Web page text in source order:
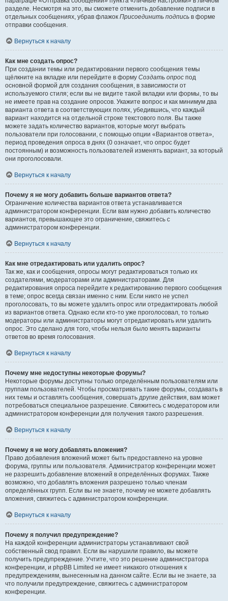
разделе. Несмотря на это, вы сможете отменить добавление подписи в
отдельных сообщениях, убрав флажок Присоединить подпись в форме
отправки сообщения.
Вернуться к началу
Как мне создать опрос?
При создании темы или редактировании первого сообщения темы
щёлкните на вкладке или перейдите в форму Создать опрос под
основной формой для создания сообщения, в зависимости от
используемого стиля; если вы не видите такой вкладки или формы, то вы
не имеете прав на создание опросов. Укажите вопрос и как минимум два
варианта ответа в соответствующих полях, убедившись, что каждый
вариант находится на отдельной строке текстового поля. Вы также
можете задать количество вариантов, которые могут выбрать
пользователи при голосовании, с помощью опции «Вариантов ответа»,
период проведения опроса в днях (0 означает, что опрос будет
постоянным) и возможность пользователей изменять вариант, за который
они проголосовали.
Вернуться к началу
Почему я не могу добавить больше вариантов ответа?
Ограничение количества вариантов ответа устанавливается
администратором конференции. Если вам нужно добавить количество
вариантов, превышающее это ограничение, свяжитесь с
администратором конференции.
Вернуться к началу
Как мне отредактировать или удалить опрос?
Так же, как и сообщения, опросы могут редактироваться только их
создателями, модераторами или администраторами. Для
редактирования опроса перейдите к редактированию первого сообщения
в теме; опрос всегда связан именно с ним. Если никто не успел
проголосовать, то вы можете удалить опрос или отредактировать любой
из вариантов ответа. Однако если кто-то уже проголосовал, то только
модераторы или администраторы могут отредактировать или удалить
опрос. Это сделано для того, чтобы нельзя было менять варианты
ответов во время голосования.
Вернуться к началу
Почему мне недоступны некоторые форумы?
Некоторые форумы доступны только определённым пользователям или
группам пользователей. Чтобы просматривать такие форумы, создавать в
них темы и оставлять сообщения, совершать другие действия, вам может
потребоваться специальное разрешение. Свяжитесь с модератором или
администратором конференции для получения такого разрешения.
Вернуться к началу
Почему я не могу добавлять вложения?
Право добавления вложений может быть предоставлено на уровне
форума, группы или пользователя. Администратор конференции может
не разрешить добавление вложений в определённых форумах. Также
возможно, что добавлять вложения разрешено только членам
определённых групп. Если вы не знаете, почему не можете добавлять
вложения, свяжитесь с администратором конференции.
Вернуться к началу
Почему я получил предупреждение?
На каждой конференции администраторы устанавливают свой
собственный свод правил. Если вы нарушили правило, вы можете
получить предупреждение. Учтите, что это решение администратора
конференции, и phpBB Limited не имеет никакого отношения к
предупреждениям, вынесенным на данном сайте. Если вы не знаете, за
что получили предупреждение, свяжитесь с администратором
конференции.